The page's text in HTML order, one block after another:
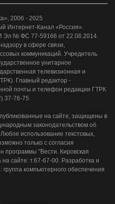
2006 - 2025
Интернет-Канал «Россия».
Эл № ФС 77-59166 от 22.08.2014.
в сфере связи,
коммуникаций. Учредитель
унитарное
телевизионная и
Главный редактор -
почты и телефон редакции ГТРК
37-76-75.
на сайте, защищены в
законодательством об
использование текстовых,
только с согласия
программы "Вести. Кировская
сайте: т.67-67-00. Разработка и
компьютерного обеспечения